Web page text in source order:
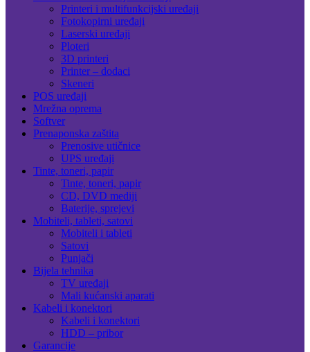
Printeri i multifunkcijski uređaji
Fotokopirni uređaji
Laserski uređaji
Ploteri
3D printeri
Printer – dodaci
Skeneri
POS uređaji
Mrežna oprema
Softver
Prenaponska zaštita
Prenosive utičnice
UPS uređaji
Tinte, toneri, papir
Tinte, toneri, papir
CD, DVD mediji
Baterije, sprejevi
Mobiteli, tableti, satovi
Mobiteli i tableti
Satovi
Punjači
Bijela tehnika
TV uređaji
Mali kućanski aparati
Kabeli i konektori
Kabeli i konektori
HDD – pribor
Garancije